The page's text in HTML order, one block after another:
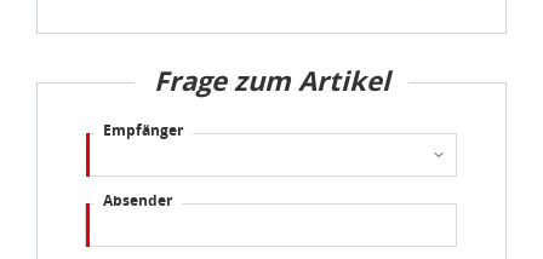
auf Ihrem Bildschirm anpassen und damit widerrufen.
DatenschutzbestimmungenundImpressum
Frage zum Artikel
Empfänger
Absender